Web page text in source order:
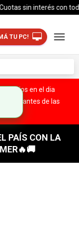
sin interés con
TU PC!
¡ Envios en el dia
antes de las
PAÍS CON LA